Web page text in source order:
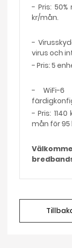
- Pris:
kr/mån.
-
virus och
- Pris: 5
- WiFi-6
- Pris:
mån för 95